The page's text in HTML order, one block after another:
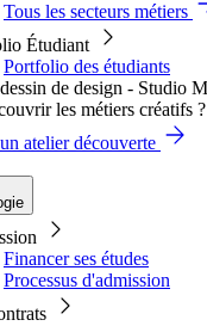
Tous les secteurs métiers
Étudiant
Portfolio des étudiants
les métiers créatifs ?
atelier découverte
Financer ses études
Processus d'admission